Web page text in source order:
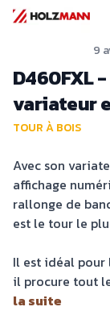
9
D460FXL
variateur
TOUR À BOIS
Avec son
affichage
rallonge de
est le tour le
Il est idéal pour
il procure tout
la suite